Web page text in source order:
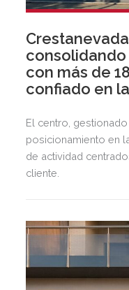
consolidando
con más de
confiado en
El centro,
posicionamiento en
de actividad
cliente.